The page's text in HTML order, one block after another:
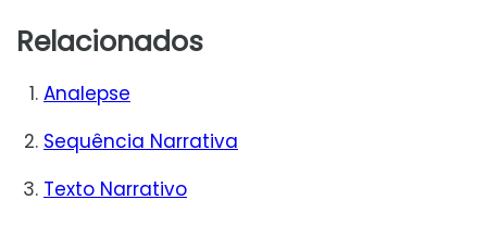
Relacionados
Analepse
Sequência Narrativa
Texto Narrativo